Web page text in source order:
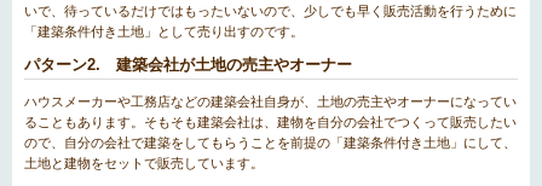
いで、待っているだけではもったいないので、少しでも早く販売活動を行うために
「建築条件付き土地」として売り出すのです。
パターン2. 建築会社が土地の売主やオーナー
ハウスメーカーや工務店などの建築会社自身が、土地の売主やオーナーになってい
ることもあります。そもそも建築会社は、建物を自分の会社でつくって販売したい
ので、自分の会社で建築をしてもらうことを前提の「建築条件付き土地」にして、
土地と建物をセットで販売しています。